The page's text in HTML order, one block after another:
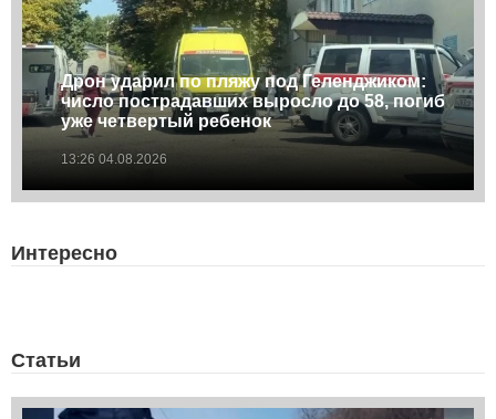
Дрон ударил по пляжу под Геленджиком:
число пострадавших выросло до 58, погиб
уже четвертый ребенок
13:26 04.08.2026
Интересно
Статьи